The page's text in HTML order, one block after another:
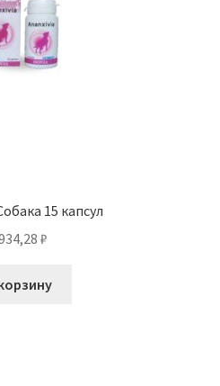
15 капсул
₽